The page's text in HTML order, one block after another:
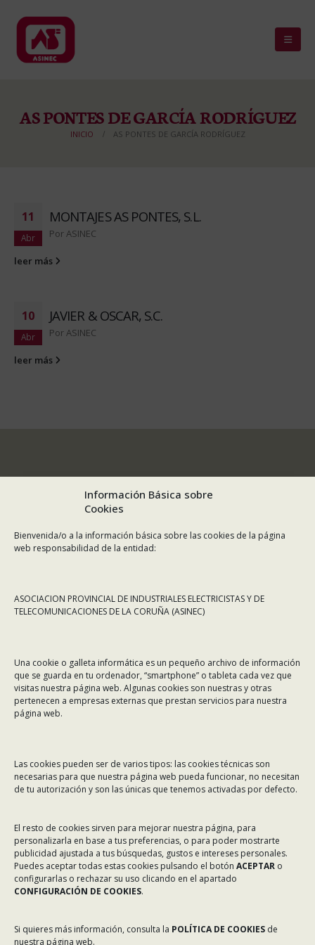
Información Básica sobre
Cookies
Bienvenida/o a la información básica sobre las cookies de la página
web responsabilidad de la entidad:
ASOCIACION PROVINCIAL DE INDUSTRIALES ELECTRICISTAS Y DE
TELECOMUNICACIONES DE LA CORUÑA (ASINEC)
Una cookie o galleta informática es un pequeño archivo de información
que se guarda en tu ordenador, “smartphone” o tableta cada vez que
visitas nuestra página web. Algunas cookies son nuestras y otras
pertenecen a empresas externas que prestan servicios para nuestra
página web.
Las cookies pueden ser de varios tipos: las cookies técnicas son
necesarias para que nuestra página web pueda funcionar, no necesitan
de tu autorización y son las únicas que tenemos activadas por defecto.
El resto de cookies sirven para mejorar nuestra página, para
personalizarla en base a tus preferencias, o para poder mostrarte
publicidad ajustada a tus búsquedas, gustos e intereses personales.
Puedes aceptar todas estas cookies pulsando el botón ACEPTAR o
configurarlas o rechazar su uso clicando en el apartado
CONFIGURACIÓN DE COOKIES.
Si quieres más información, consulta la POLÍTICA DE COOKIES de
nuestra página web.
AS PONTES DE GARCÍA RODRÍGUEZ
INICIO AS PONTES DE GARCÍA RODRÍGUEZ
11
Abr
MONTAJES AS PONTES, S.L.
PorASINEC
leer más
10
Abr
JAVIER & OSCAR, S.C.
PorASINEC
leer más
Dirección: Rafael Alberti 7, 1º C-D. 15008 A Coruña
Teléfono: 981 299 710
Email: asinec@asinec.org
Noticias
Servicios
Asociados
Tablón de Anuncios
Incidencias en Expediente U.F.D.